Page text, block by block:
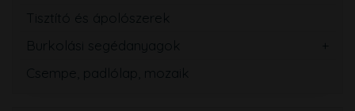
Tisztító és ápolószerek
Burkolási segédanyagok
Csempe, padlólap, mozaik